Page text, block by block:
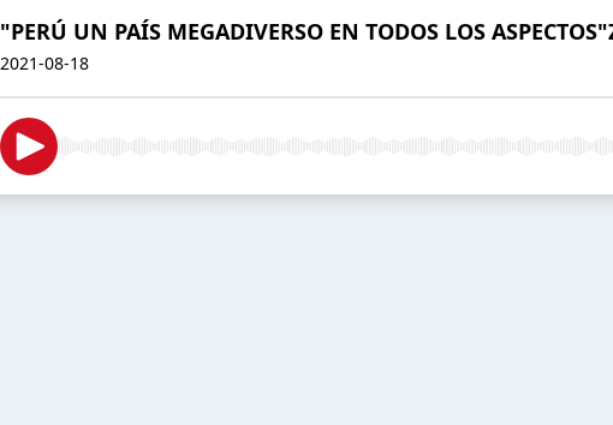
"PERÚ UN PAÍS MEGADIVERSO EN TODOS LOS
2021-08-18